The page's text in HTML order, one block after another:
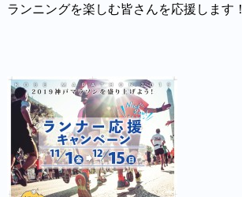
ランニングを楽しむ皆さんを応援します！